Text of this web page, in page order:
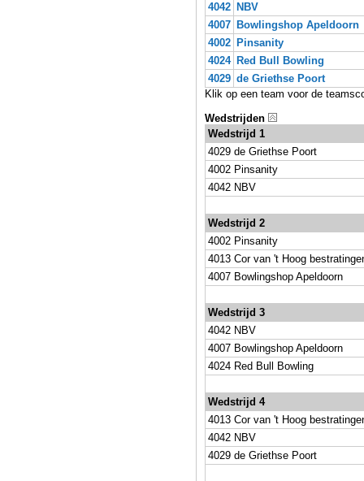
4042 NBV
4007 Bowlingshop Apeldoorn
4002 Pinsanity
4024 Red Bull Bowling
4029 de Griethse Poort
Klik op een team voor de
Wedstrijden
Wedstrijd 1
4029 de Griethse Poort
4002 Pinsanity
4042 NBV
Wedstrijd 2
4002 Pinsanity
4013 Cor van 't Hoog
4007 Bowlingshop Apeldoorn
Wedstrijd 3
4042 NBV
4007 Bowlingshop Apeldoorn
4024 Red Bull Bowling
Wedstrijd 4
4013 Cor van 't Hoog
4042 NBV
4029 de Griethse Poort